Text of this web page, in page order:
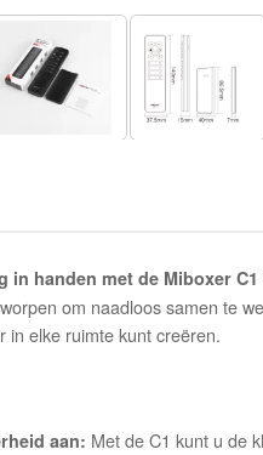
in handen met de Miboxer
om naadloos samen te
in elke ruimte kunt creëren.
aan: Met de C1 kunt u de